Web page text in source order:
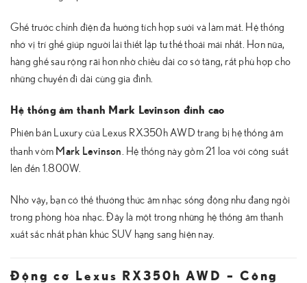
Ghế trước chỉnh điện đa hướng tích hợp sưởi và làm mát. Hệ thống
nhớ vị trí ghế giúp người lái thiết lập tư thế thoải mái nhất. Hơn nữa,
hàng ghế sau rộng rãi hơn nhờ chiều dài cơ sở tăng, rất phù hợp cho
những chuyến đi dài cùng gia đình.
Hệ thống âm thanh Mark Levinson đỉnh cao
Phiên bản Luxury của Lexus RX350h AWD trang bị hệ thống âm
thanh vòm Mark Levinson . Hệ thống này gồm 21 loa với công suất
lên đến 1.800W.
Nhờ vậy, bạn có thể thưởng thức âm nhạc sống động như đang ngồi
trong phòng hòa nhạc. Đây là một trong những hệ thống âm thanh
xuất sắc nhất phân khúc SUV hạng sang hiện nay.
Động cơ Lexus RX350h AWD – Công